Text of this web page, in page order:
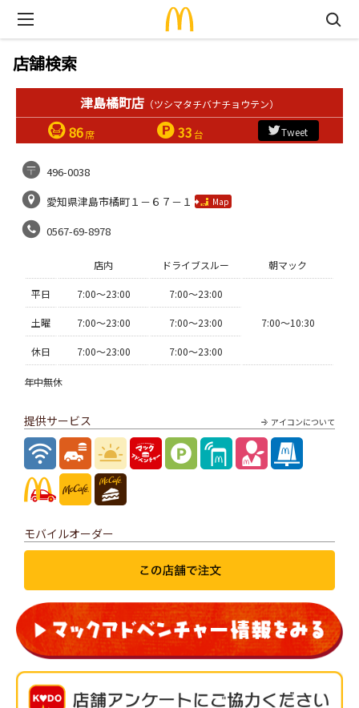
店舗検索
津島橘町店 （ツシマタチバナチョウテン）
86席 33台 Tweet
496-0038
愛知県津島市橘町１－６７－１
Map
0567-69-8978
店内 ドライブスルー 朝マック
平日 7:00〜23:00 7:00〜23:00
7:00〜10:30
土曜 7:00〜23:00 7:00〜23:00
休日 7:00〜23:00 7:00〜23:00
年中無休
アイコンについて
提供サービス
モバイルオーダー